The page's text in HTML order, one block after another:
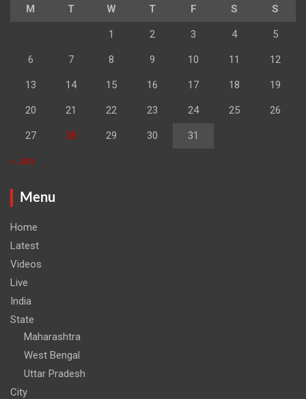
M T W T F S S
1 2 3 4 5
6 7 8 9 10 11 12
13 14 15 16 17 18 19
20 21 22 23 24 25 26
27 28 29 30 31
« Jun
Menu
Home
Latest
Videos
Live
India
State
Maharashtra
West Bengal
Uttar Pradesh
City